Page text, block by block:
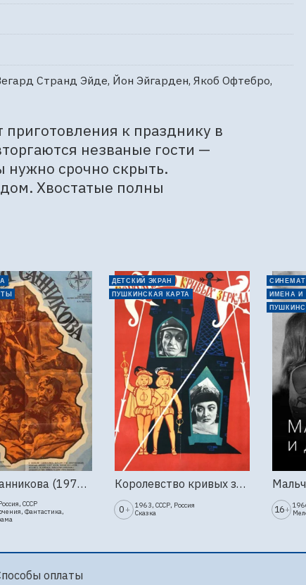
Странд Эйде, Йон Эйгарден, Якоб Офтебро,
к празднику в
незваные гости —
срочно скрыть.
Хвостатые полны
Земля Санникова (1973, Мосфильм)
СССР
Фантастика,
ДЕТСКИЙ ЭКРАН
ПУШКИНСКАЯ КАРТА
Королевство кривых зеркал (1963г., Киностудия Горького)
0 +
1963, СССР, Россия
Сказка
ИМЕНА И
16+
оплаты